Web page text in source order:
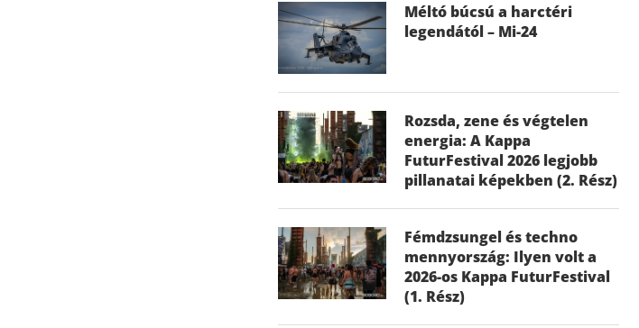
Méltó búcsú a harctéri
legendától – Mi-24
Rozsda, zene és végtelen
energia: A Kappa
FuturFestival 2026 legjobb
pillanatai képekben (2. Rész)
Fémdzsungel és techno
mennyország: Ilyen volt a
2026-os Kappa FuturFestival
(1. Rész)